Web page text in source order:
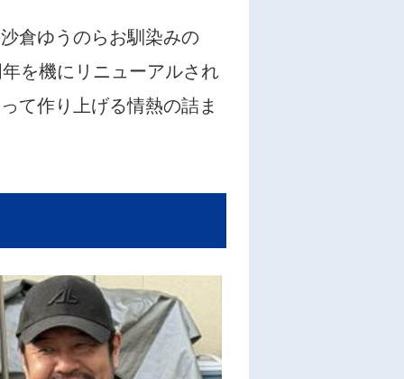
倉ゆうのらお馴染みの
を機にリニューアルされ
て作り上げる情熱の詰ま